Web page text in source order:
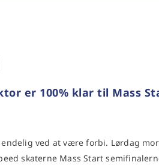
er 100% klar til Mass
ved at være forbi. Lørdag
skaterne Mass Start